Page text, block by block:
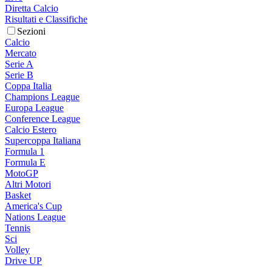
Diretta Calcio
Risultati e Classifiche
Sezioni
Calcio
Mercato
Serie A
Serie B
Coppa Italia
Champions League
Europa League
Conference League
Calcio Estero
Supercoppa Italiana
Formula 1
Formula E
MotoGP
Altri Motori
Basket
America's Cup
Nations League
Tennis
Sci
Volley
Drive UP